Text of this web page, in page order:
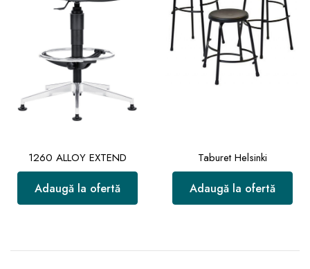
1260 ALLOY EXTEND
Adaugă la ofertă
Taburet Helsinki
Adaugă la ofertă